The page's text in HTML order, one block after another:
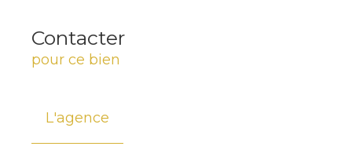
Contacter
pour ce bien
L'agence